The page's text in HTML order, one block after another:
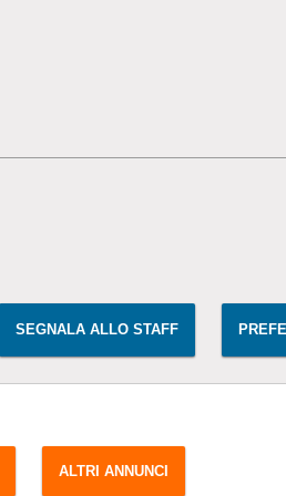
SEGNALA ALLO STAFF
ALTRI ANNUNCI